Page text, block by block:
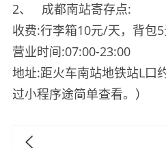
2、 成都南站寄存点:
收费:行李箱10元/天，背包
营业时间:07:00-23:00
地址:距火车南站地铁站L口
过小程序途简单查看。）